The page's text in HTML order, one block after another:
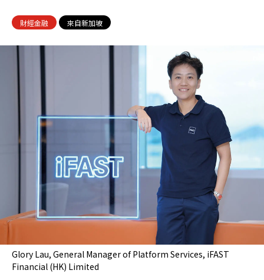
財經金融 來自新加坡
Glory Lau, General Manager of Platform Services, iFAST
Financial (HK) Limited